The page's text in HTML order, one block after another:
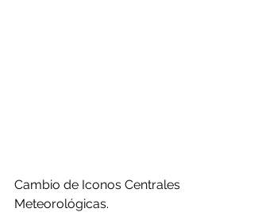
Cambio de Iconos Centrales
Meteorológicas.